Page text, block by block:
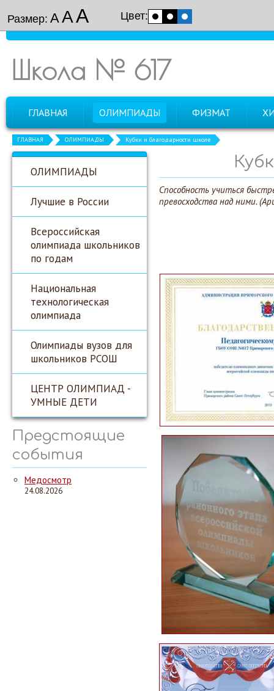
Размер: ААА Цвет:
Школа № 617
ГЛАВНАЯ ОЛИМПИАДЫ ФИЗМАТ
ГЛАВНАЯ ОЛИМПИАДЫ Кубки и благодарности школе
ОЛИМПИАДЫ
Лучшие в России
Всероссийская
олимпиада школьников
по годам
Национальная
технологическая
олимпиада
Олимпиады вузов для
школьников РСОШ
ЦЕНТР ОЛИМПИАД -
УМНЫЕ ДЕТИ
Предстоящие
события
Медосмотр
24.08.2026
Способность учиться
превосходства над ними.